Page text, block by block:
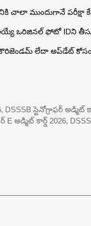
చాలా ముందుగానే పరీక్షా
ఒరిజినల్ ఫోటో IDని
లేదా అప్‌డేట్
DSSSB స్టెనోగ్రాఫర్ అడ్మిట్
అడ్మిట్ కార్డ్ 2026,